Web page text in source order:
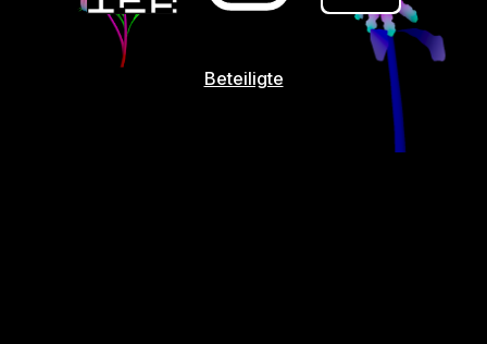
Beteiligte